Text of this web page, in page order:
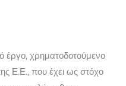
έργο, χρηματοδοτούμενο
Ε.Ε., που έχει ως στόχο